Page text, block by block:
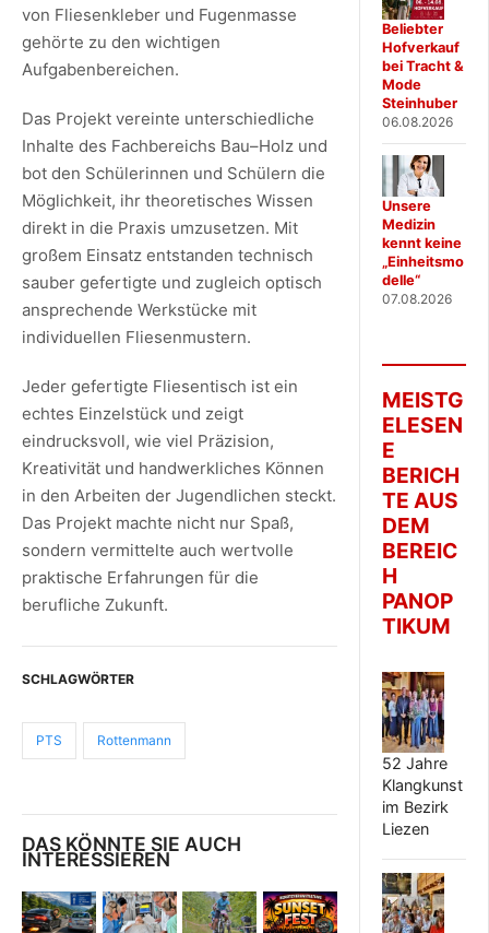
von Fliesenkleber und Fugenmasse
gehörte zu den wichtigen
Aufgabenbereichen.
Das Projekt vereinte unterschiedliche
Inhalte des Fachbereichs Bau–Holz und
bot den Schülerinnen und Schülern die
Möglichkeit, ihr theoretisches Wissen
direkt in die Praxis umzusetzen. Mit
großem Einsatz entstanden technisch
sauber gefertigte und zugleich optisch
ansprechende Werkstücke mit
individuellen Fliesenmustern.
Jeder gefertigte Fliesentisch ist ein
echtes Einzelstück und zeigt
eindrucksvoll, wie viel Präzision,
Kreativität und handwerkliches Können
in den Arbeiten der Jugendlichen steckt.
Das Projekt machte nicht nur Spaß,
sondern vermittelte auch wertvolle
praktische Erfahrungen für die
berufliche Zukunft.
SCHLAGWÖRTER
PTS Rottenmann
DAS KÖNNTE SIE AUCH
INTERESSIEREN
Beliebter
Hofverkauf
bei Tracht &
Mode
Steinhuber
06.08.2026
Unsere
Medizin
kennt keine
„Einheitsmo
delle“
07.08.2026
MEISTG
ELESEN
E
BERICH
TE AUS
DEM
BEREIC
H
PANOP
TIKUM
52 Jahre
Klangkunst
im Bezirk
Liezen